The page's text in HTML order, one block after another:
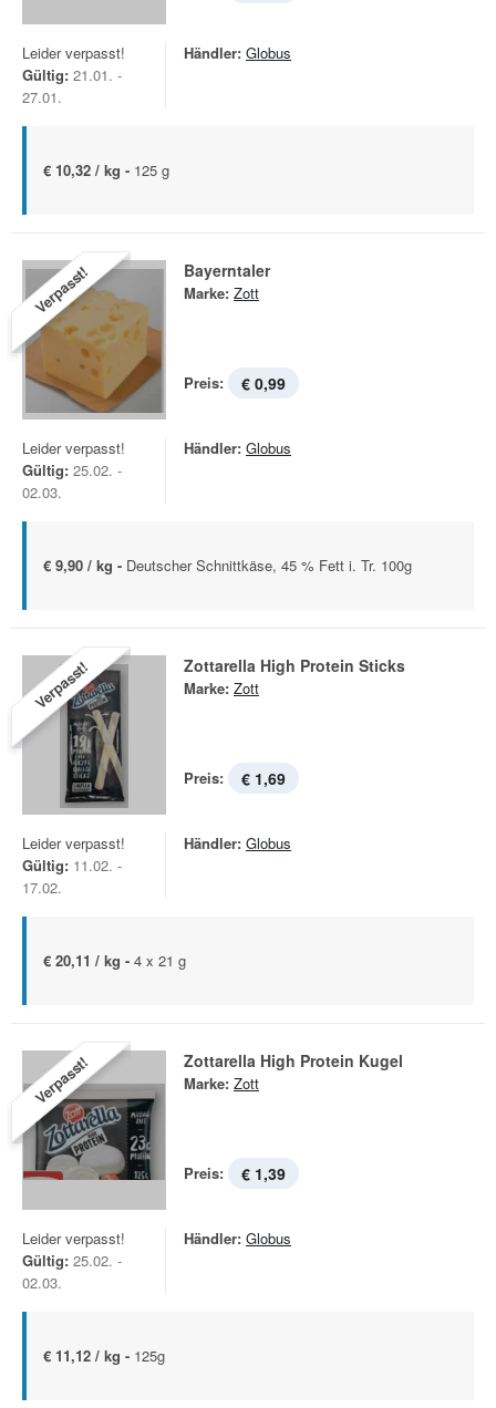
Leider verpasst!
Gültig: 21.01. -
27.01.
Händler: Globus
€ 10,32 / kg - 125 g
Verpasst! Bayerntaler
Marke: Zott
Preis: € 0,99
Leider verpasst!
Gültig: 25.02. -
02.03.
Händler: Globus
€ 9,90 / kg - Deutscher Schnittkäse, 45 % Fett i. Tr. 100g
Verpasst! Zottarella High Protein Sticks
Marke: Zott
Preis: € 1,69
Leider verpasst!
Gültig: 11.02. -
17.02.
Händler: Globus
€ 20,11 / kg - 4 x 21 g
Verpasst! Zottarella High Protein Kugel
Marke: Zott
Preis: € 1,39
Leider verpasst!
Gültig: 25.02. -
02.03.
Händler: Globus
€ 11,12 / kg - 125g